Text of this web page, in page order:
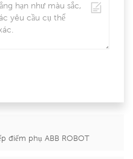
điểm phụ ABB ROBOT